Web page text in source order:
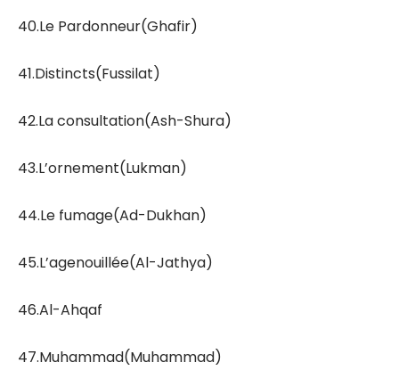
40.Le Pardonneur(Ghafir)
41.Distincts(Fussilat)
42.La consultation(Ash-Shura)
43.L’ornement(Lukman)
44.Le fumage(Ad-Dukhan)
45.L’agenouillée(Al-Jathya)
46.Al-Ahqaf
47.Muhammad(Muhammad)